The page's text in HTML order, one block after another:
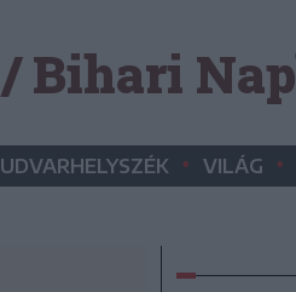
/ Bihari
UDVARHELYSZÉK • VILÁG •